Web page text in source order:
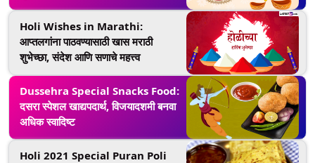
साजरा करा नववर्षाचा पहिला दिवस
Holi Wishes in Marathi:
आप्तलगांना पाठवण्यासाठी खास मराठी
शुभेच्छा, संदेश आणि सणाचे महत्त्व
Dussehra Special Snacks Food:
दसरा स्पेशल खाद्यपदार्थ, विजयादशमी बनवा
अधिक स्वादिष्ट
Holi 2021 Special Puran Poli